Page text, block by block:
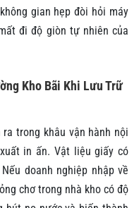
gian hẹp đòi hỏi máy
đi độ giòn tự nhiên của
Kho Bãi Khi Lưu Trữ
trong khâu vận hành nội
in ấn. Vật liệu giấy có
doanh nghiệp nhập về
chơ trong nhà kho có độ